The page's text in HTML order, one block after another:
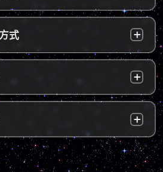
配：訂單成立後，24小時內寄出，2
天內可送達指定地址。
利店：訂單成立後，24小時內寄出，
作天內可送達指定便利店。（ 如遇休
常出貨情況，將另外通知您）。
線上支付成功並至便利店取貨者須核
取貨人必須是商品託運單上的收件
人請勿使用暱稱、假名以免無法順利
式
付款方式只需於配達貨物時，將訂單
台幣現金的方式繳款，即可完成付
門市後，會寄送簡訊通知取貨，請至
門市人員您訂購時所填寫的聯絡電話
並付款取貨。
法律政策原因，包裝上不會註明內容
理解。
請全程錄影，已確保雙方權益。